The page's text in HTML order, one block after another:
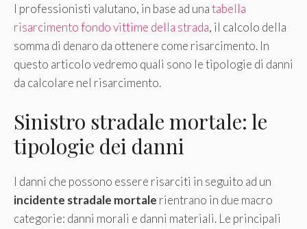
I professionisti valutano, in base ad unatabella
risarcimento fondo vittime della strada, il calcolo della
somma di denaro da ottenere come risarcimento. In
questo articolo vedremo quali sono le tipologie di danni
da calcolare nel risarcimento.
Sinistro stradale mortale: le
tipologie dei danni
I danni che possono essere risarciti in seguito ad un
incidente stradale mortale rientrano in due macro
categorie: danni morali e danni materiali. Le principali